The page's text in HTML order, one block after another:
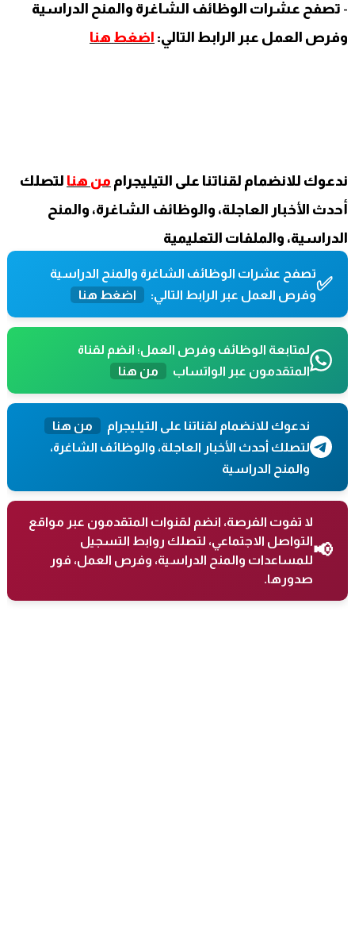
- تصفح عشرات الوظائف الشاغرة والمنح الدراسية
وفرص العمل عبر الرابط التالي: اضغط هنا
ندعوك للانضمام لقناتنا على التيليجرام من هنا لتصلك
أحدث الأخبار العاجلة، والوظائف الشاغرة، والمنح
الدراسية، والملفات التعليمية
✅تصفح عشرات الوظائف الشاغرة والمنح الدراسية
وفرص العمل عبر الرابط التالي:
اضغط هنا
لمتابعة الوظائف وفرص العمل؛ انضم لقناة
المتقدمون عبر الواتساب
من هنا
ندعوك للانضمام لقناتنا على التيليجرام
من هنا
لتصلك أحدث الأخبار العاجلة، والوظائف الشاغرة،
والمنح الدراسية
📢
لا تفوت الفرصة، انضم لقنوات المتقدمون عبر مواقع
التواصل الاجتماعي، لتصلك روابط التسجيل
للمساعدات والمنح الدراسية، وفرص العمل، فور
صدورها.